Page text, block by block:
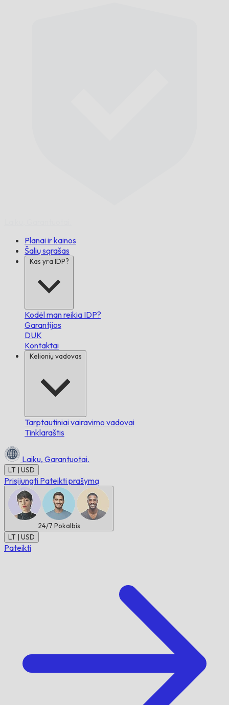
Planai ir kainos
Šalių sąrašas
Kas yra IDP?
Kodėl man reikia IDP?
Garantijos
DUK
Kontaktai
Kelionių vadovas
Tarptautiniai vairavimo vadovai
Tinklaraštis
Laiku, Garantuotai.
LT | USD
Prisijungti Pateikti prašymą
24/7 Pokalbis
LT | USD
Pateikti